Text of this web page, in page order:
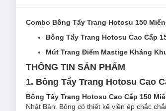
Combo Bông Tẩy Trang Hotosu 150
Bông Tẩy Trang Hotosu Cao Cấp
Mút Trang Điểm Mastige Kháng
THÔNG TIN SẢN PHẨM
1. Bông Tẩy Trang Hotosu Cao
Bông Tẩy Trang Hotosu Cao Cấp 150
Nhật Bản. Bông có thiết kế viền ép chắc